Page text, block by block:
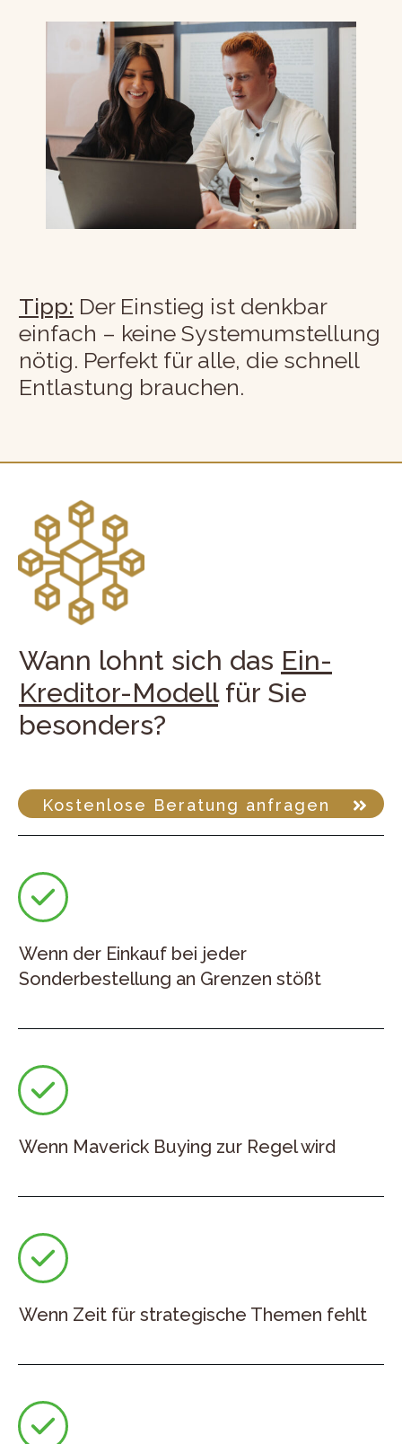
Tipp: Der Einstieg ist denkbar
einfach – keine Systemumstellung
nötig. Perfekt für alle, die schnell
Entlastung brauchen.
Wann lohnt sich das Ein-
Kreditor-Modellfür Sie
besonders?
Kostenlose Beratung anfragen
Wenn der Einkauf bei jeder
Sonderbestellung an Grenzen stößt
Wenn Maverick Buying zur Regel wird
Wenn Zeit für strategische Themen fehlt